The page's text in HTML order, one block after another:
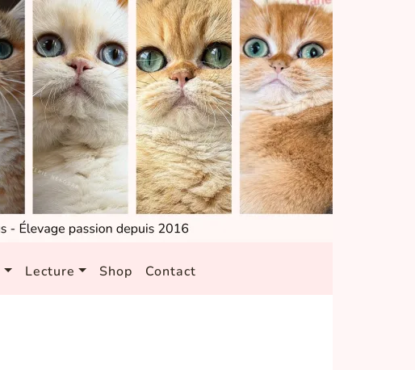
Lecture Shop Contact